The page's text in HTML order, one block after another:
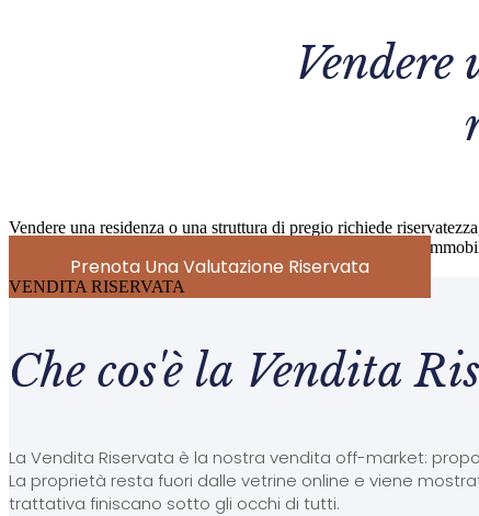
Vendere una residenza o una struttura di pregio richiede
Gestiamo la vendita in modalità riservata: proponiamo il tuo
Prenota Una Valutazione Riservata
VENDITA RISERVATA
Che cos'è la Vendita
La Vendita Riservata è la nostra vendita off-market:
La proprietà resta fuori dalle vetrine online e viene
trattativa finiscano sotto gli occhi di tutti.